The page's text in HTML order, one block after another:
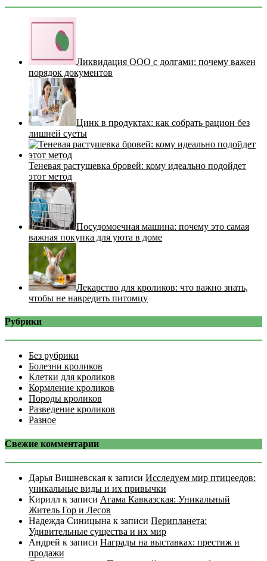
Ликвидация ООО с долгами: почему важен
порядок документов
Цинк в продуктах: как собрать рацион без
лишней суеты
Теневая растушевка бровей: кому идеально подойдет
этот метод
Посудомоечная машина: почему это самая
важная покупка для уюта в доме
Лекарство для кроликов: что важно знать,
чтобы не навредить питомцу
Рубрики
Без рубрики
Болезни кроликов
Клетки для кроликов
Кормление кроликов
Породы кроликов
Разведение кроликов
Разное
Свежие комментарии
Дарья Вишневская к записи Исследуем мир птицеедов:
уникальные виды и их привычки
Кирилл к записи Агама Кавказская: Уникальный
Житель Гор и Лесов
Надежда Синицына к записи Перипланета:
Удивительные существа и их мир
Андрей к записи Награды на выставках: престиж и
продажи